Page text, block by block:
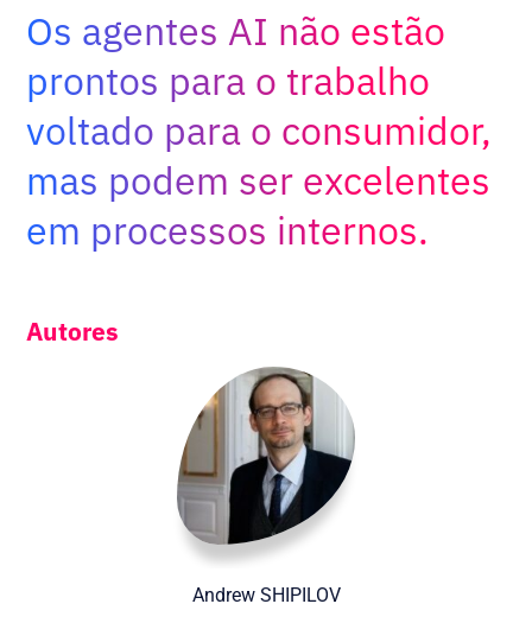
Adopt AI
por:
BR
Os agentes AI não estão
prontos para o trabalho
voltado para o consumidor,
mas podem ser excelentes
em processos internos.
Autores
Andrew SHIPILOV